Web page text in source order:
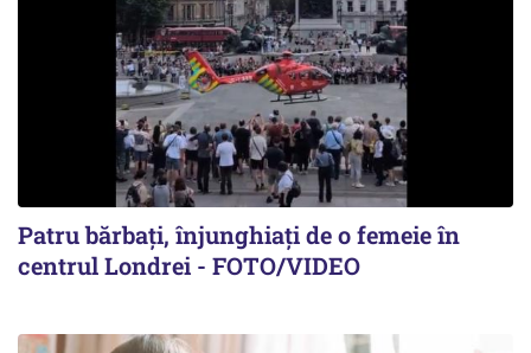
Patru bărbați, înjunghiați de o femeie în
centrul Londrei - FOTO/VIDEO